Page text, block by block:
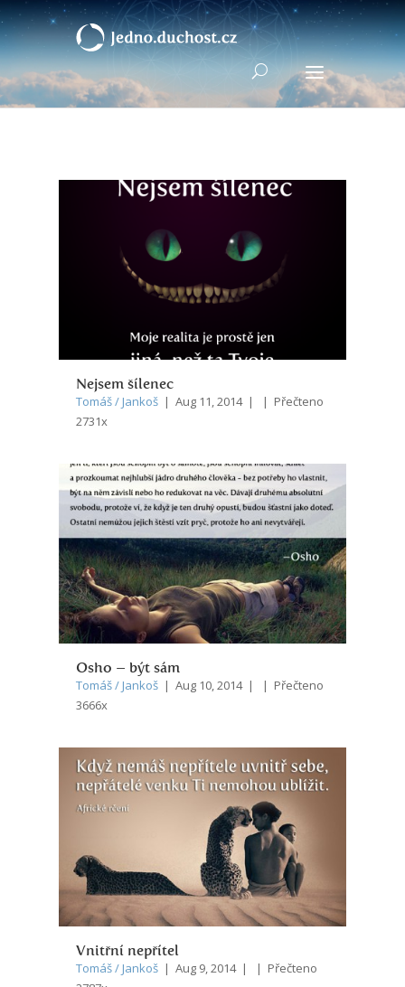
Nejsem šílenec
Tomáš / Jankoš | Aug 11, 2014 | | Přečteno
2731x
Osho – být sám
Tomáš / Jankoš | Aug 10, 2014 | | Přečteno
3666x
Vnitřní nepřítel
Tomáš / Jankoš | Aug 9, 2014 | | Přečteno